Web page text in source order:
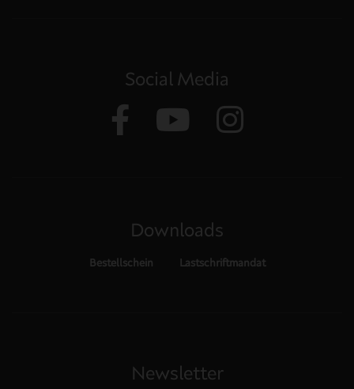
Social Media
Downloads
Bestellschein Lastschriftmandat
Newsletter